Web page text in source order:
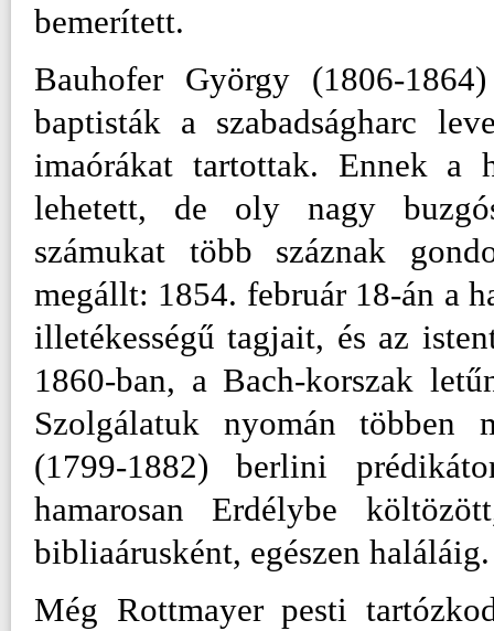
bemerített.
Bauhofer György (1806-
baptisták a szabadságharc
imaórákat tartottak. Ennek a
lehetett, de oly nagy
számukat több száznak
megállt: 1854. február 18-án a
illetékességű tagjait, és az
1860-ban, a Bach-korszak
Szolgálatuk nyomán többen
(1799-1882) berlini
hamarosan Erdélybe
bibliaárusként, egészen
Még Rottmayer pesti